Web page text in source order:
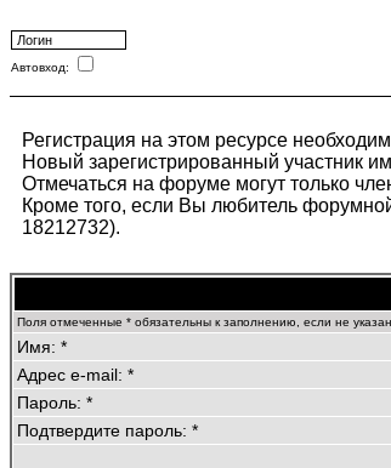
Автовход:
Регистрация на этом ресурсе
Новый зарегистрированный участник
Отмечаться на форуме могут только
Кроме того, если Вы любитель
18212732).
Поля отмеченные * обязательны к заполнению, если не
Имя: *
Адрес e-mail: *
Пароль: *
Подтвердите пароль: *